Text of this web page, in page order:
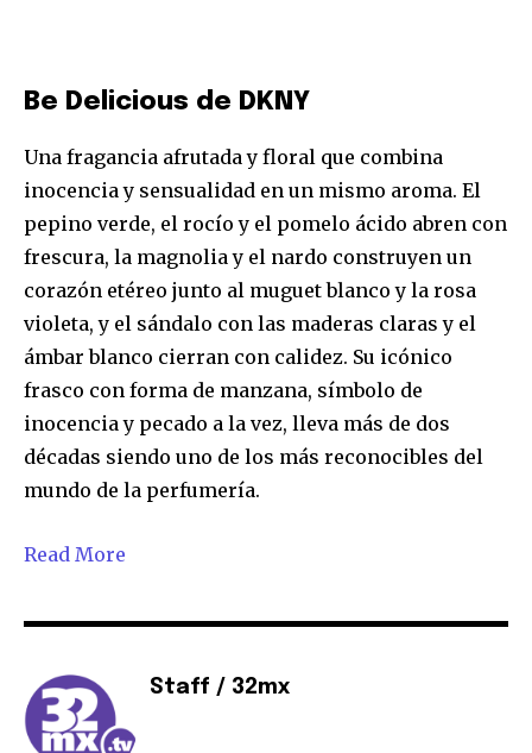
Be Delicious de DKNY
Una fragancia afrutada y floral que combina
inocencia y sensualidad en un mismo aroma. El
pepino verde, el rocío y el pomelo ácido abren con
frescura, la magnolia y el nardo construyen un
corazón etéreo junto al muguet blanco y la rosa
violeta, y el sándalo con las maderas claras y el
ámbar blanco cierran con calidez. Su icónico
frasco con forma de manzana, símbolo de
inocencia y pecado a la vez, lleva más de dos
décadas siendo uno de los más reconocibles del
mundo de la perfumería.
Read More
Staff / 32mx